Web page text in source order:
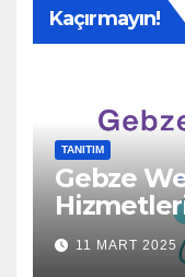
Kaçırmayın!
TANITIM
Gebze
11 MART 2025